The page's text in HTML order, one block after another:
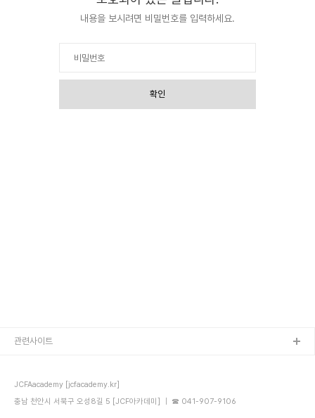
내용을 보시려면 비밀번호를 입력하세요.
확인
JCFAacademy [jcfacademy.kr]
충남 천안시 서북구 오성8길 5 [JCF아카데미] ｜ ☎ 041-907-9106
관련사이트